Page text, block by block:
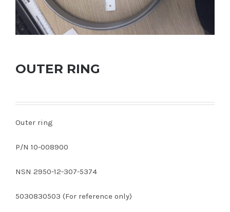
OUTER RING
Outer ring
P/N 10-008900
NSN 2950-12-307-5374
5030830503 (For reference only)